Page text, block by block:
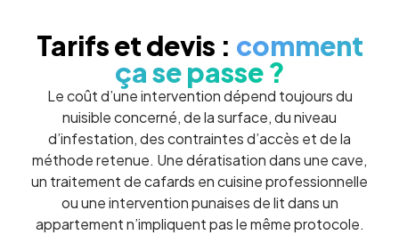
Tarifs et devis : comment
ça se passe ?
Le coût d’une intervention dépend toujours du
nuisible concerné, de la surface, du niveau
d’infestation, des contraintes d’accès et de la
méthode retenue. Une dératisation dans une cave,
un traitement de cafards en cuisine professionnelle
ou une intervention punaises de lit dans un
appartement n’impliquent pas le même protocole.